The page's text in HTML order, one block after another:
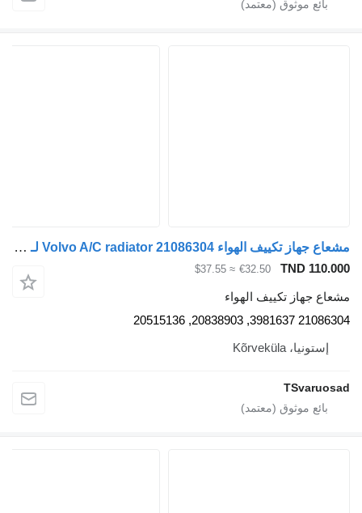
مشعاع جهاز تكييف الهواء Volvo A/C radiator 21086304 لـ السيارات القاطرة Volvo FM9
TND
€32.50
≈ $37.55
تكييف الهواء